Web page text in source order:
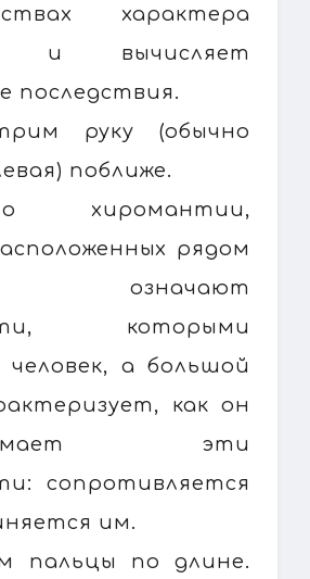
характера
и вычисляет
последствия.
руку (обычно
поближе.
хиромантии,
рядом
означают
которыми
человек, а большой
как он
эти
сопротивляется
им.
пальцы по длине.